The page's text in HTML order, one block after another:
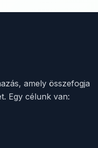
amely összefogja
Egy célunk van: